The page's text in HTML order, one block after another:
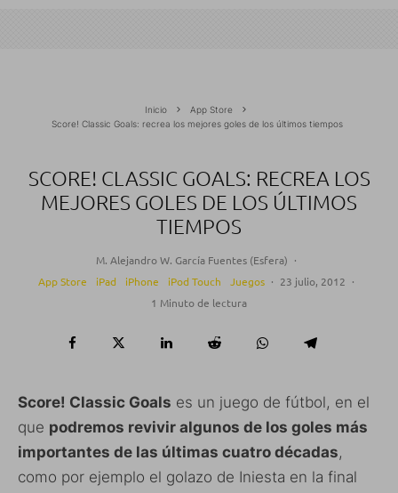
Inicio
App Store
Score! Classic Goals: recrea los mejores goles de los últimos tiempos
SCORE! CLASSIC GOALS: RECREA LOS
MEJORES GOLES DE LOS ÚLTIMOS
TIEMPOS
M. Alejandro W. García Fuentes (Esfera) ·
App Store
iPad iPhone iPod Touch Juegos · 23 julio, 2012 ·
1 Minuto de lectura
Score! Classic Goals es un juego de fútbol, en el
que podremos revivir algunos de los goles más
importantes de las últimas cuatro décadas,
como por ejemplo el golazo de Iniesta en la final